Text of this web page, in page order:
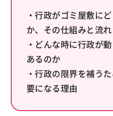
・行政がゴミ屋敷に
か、その仕組みと流れ
・どんな時に行政が
あるのか
・行政の限界を補う
要になる理由